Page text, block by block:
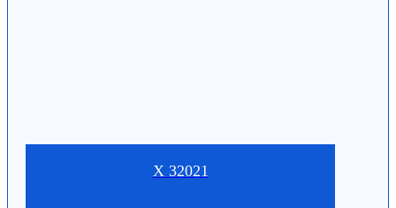
32021 X